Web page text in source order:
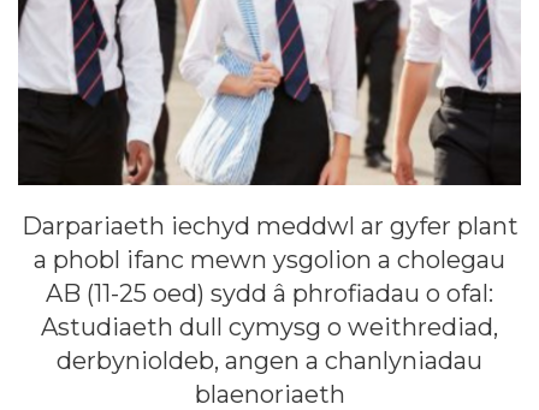
Darpariaeth iechyd meddwl ar gyfer plant
a phobl ifanc mewn ysgolion a cholegau
AB (11-25 oed) sydd â phrofiadau o ofal:
Astudiaeth dull cymysg o weithrediad,
derbynioldeb, angen a chanlyniadau
blaenoriaeth